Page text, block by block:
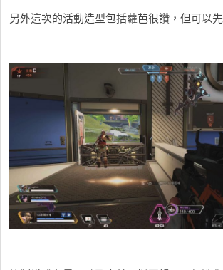
另外這次的活動造型包括蘿芭很讚，但可以